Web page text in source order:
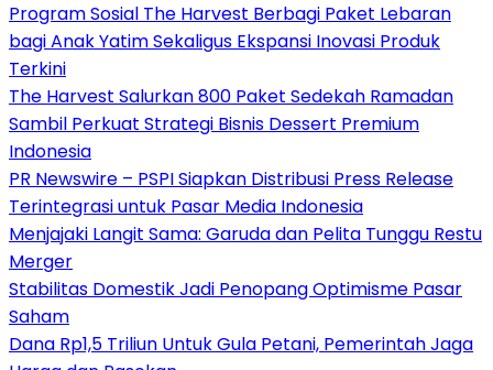
Program Sosial The Harvest Berbagi Paket Lebaran
bagi Anak Yatim Sekaligus Ekspansi Inovasi Produk
Terkini
The Harvest Salurkan 800 Paket Sedekah Ramadan
Sambil Perkuat Strategi Bisnis Dessert Premium
Indonesia
PR Newswire – PSPI Siapkan Distribusi Press Release
Terintegrasi untuk Pasar Media Indonesia
Menjajaki Langit Sama: Garuda dan Pelita Tunggu Restu
Merger
Stabilitas Domestik Jadi Penopang Optimisme Pasar
Saham
Dana Rp1,5 Triliun Untuk Gula Petani, Pemerintah Jaga